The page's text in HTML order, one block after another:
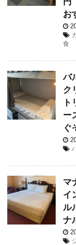
お
食
バ
ク
ー
ぐ
マ
イ
ル
ナ